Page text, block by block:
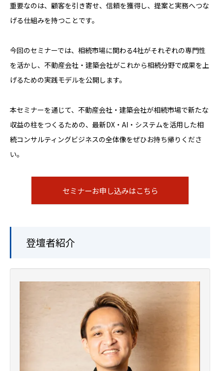
重要なのは、顧客を引き寄せ、信頼を獲得し、提案と実務へつな
げる仕組みを持つことです。
今回のセミナーでは、相続市場に関わる4社がそれぞれの専門性
を活かし、不動産会社・建築会社がこれから相続分野で成果を上
げるための実践モデルを公開します。
本セミナーを通じて、不動産会社・建築会社が相続市場で新たな
収益の柱をつくるための、最新DX・AI・システムを活用した相
続コンサルティングビジネスの全体像をぜひお持ち帰りくださ
い。
セミナーお申し込みはこちら
登壇者紹介